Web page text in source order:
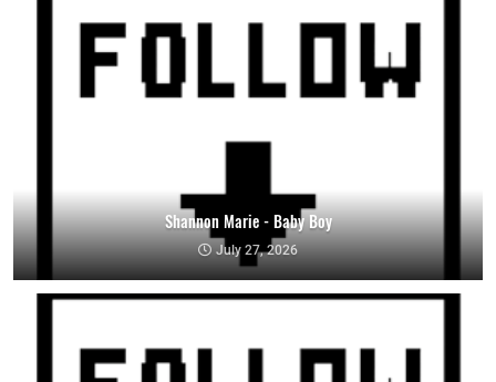
Shannon Marie - Baby Boy
July 27, 2026